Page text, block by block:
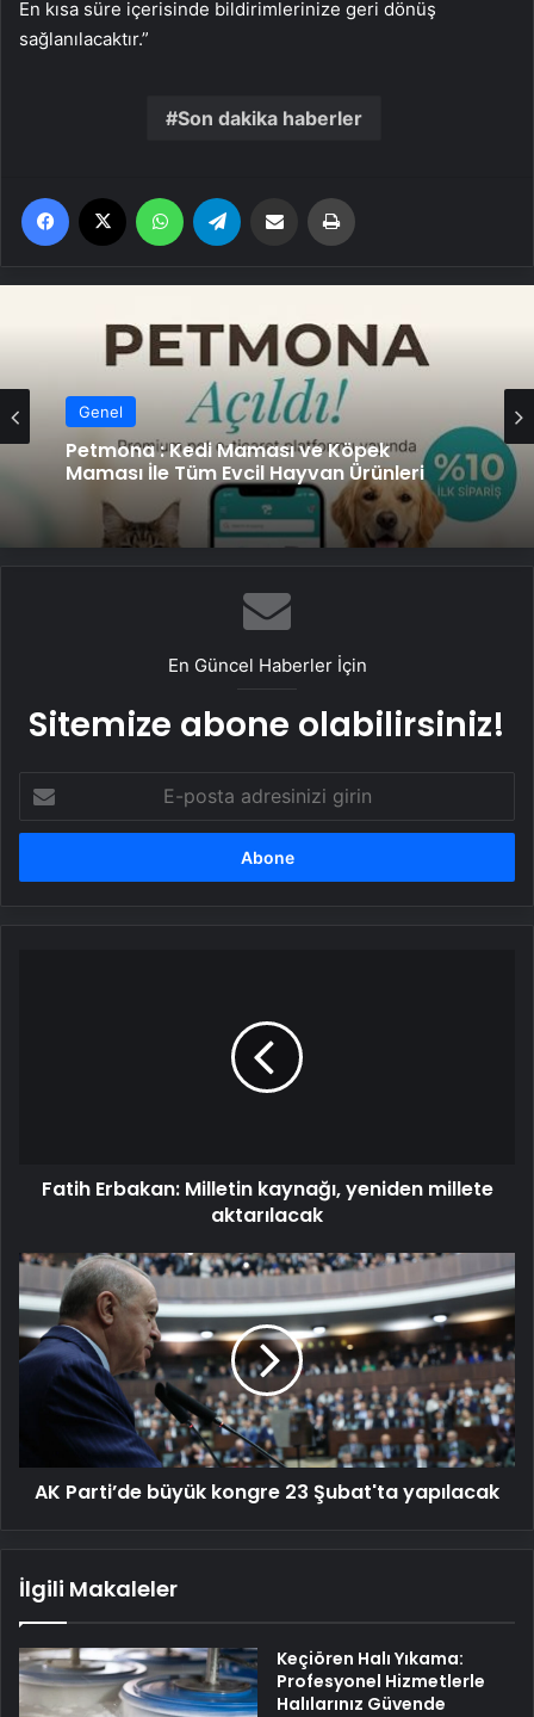
En kısa süre içerisinde bildirimlerinize geri dönüş
sağlanılacaktır.”
Son dakika haberler
Facebook WhatsApp Email'den paylaş
Genel
Petmona : Kedi Maması ve Köpek
Maması İle Tüm Evcil Hayvan Ürünleri
En Güncel Haberler İçin
Sitemize abone olabilirsiniz!
posta
adresinizi
Fatih Erbakan: Milletin kaynağı, yeniden millete
aktarılacak
AK
Parti’de
büyük
kongre
23
Şubat'ta
yapılacak
AK Parti’de büyük kongre 23 Şubat'ta yapılacak
İlgili Makaleler
Keçiören Halı Yıkama:
Profesyonel Hizmetlerle
Halılarınız Güvende